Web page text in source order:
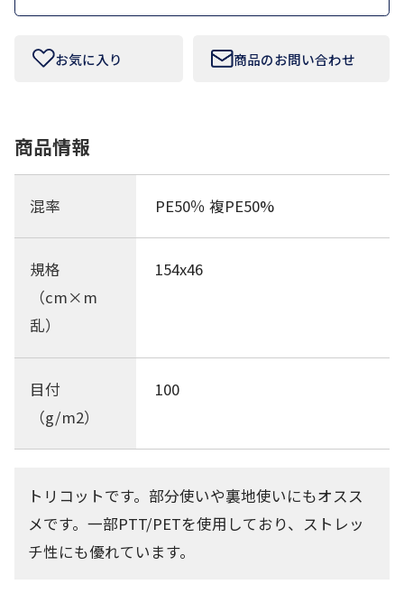
会社概要
プライバシーポリシー
お気に入り 商品のお問い合わせ
商品情報
混率 PE50％ 複PE50%
規格
（cm×m
乱）
154x46
目付
（g/m2）
100
トリコットです。部分使いや裏地使いにもオスス
メです。一部PTT/PETを使用しており、ストレッ
チ性にも優れています。